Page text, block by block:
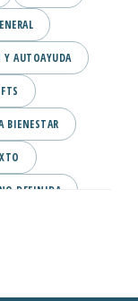
AUTOAYUDA
BIENESTAR
DEFINIDA